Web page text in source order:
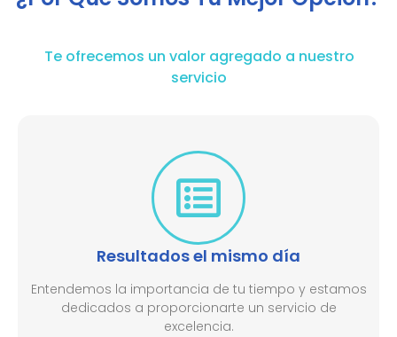
Te ofrecemos un valor agregado a nuestro
servicio
Resultados el mismo día
Entendemos la importancia de tu tiempo y estamos
dedicados a proporcionarte un servicio de
excelencia.